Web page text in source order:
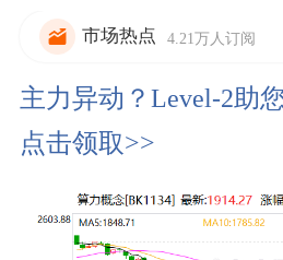
市场热点 4.21万人订阅
主力异动？Level-2助
点击领取>>